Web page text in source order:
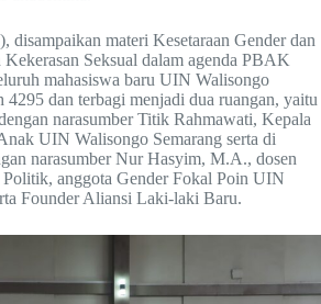
disampaikan materi Kesetaraan Gender dan
Kekerasan Seksual dalam agenda PBAK
mahasiswa baru UIN Walisongo
4295 dan terbagi menjadi dua ruangan, yaitu
narasumber Titik Rahmawati, Kepala
UIN Walisongo Semarang serta di
narasumber Nur Hasyim, M.A., dosen
anggota Gender Fokal Poin UIN
Founder Aliansi Laki-laki Baru.